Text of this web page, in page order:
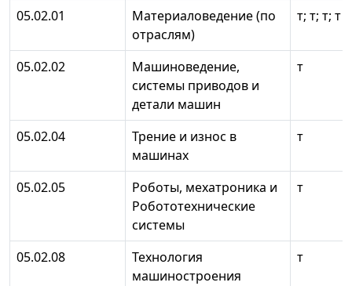
05.02.01
Материаловедение (по
отраслям)
т; т; т; т
05.02.02
Машиноведение,
системы приводов и
детали машин
т
05.02.04
Трение и износ в
машинах
т
05.02.05
Роботы, мехатроника и
Робототехнические
системы
т
05.02.08
Технология
машиностроения
т